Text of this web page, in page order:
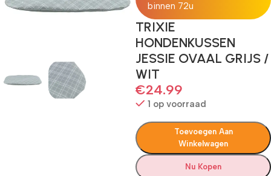
binnen 72u
TRIXIE
HONDENKUSSEN
JESSIE OVAAL GRIJS /
WIT
€24.99
1 op voorraad
Toevoegen Aan
Winkelwagen
Nu Kopen